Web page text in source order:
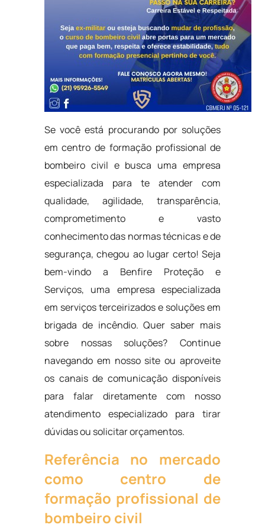
Se você está procurando por soluções
em centro de formação profissional de
bombeiro civil e busca uma empresa
especializada para te atender com
qualidade, agilidade, transparência,
comprometimento e vasto
conhecimento das normas técnicas e de
segurança, chegou ao lugar certo! Seja
bem-vindo a Benfire Proteção e
Serviços, uma empresa especializada
em serviços terceirizados e soluções em
brigada de incêndio. Quer saber mais
sobre nossas soluções? Continue
navegando em nosso site ou aproveite
os canais de comunicação disponíveis
para falar diretamente com nosso
atendimento especializado para tirar
dúvidas ou solicitar orçamentos.
Referência no mercado
como centro de
formação profissional de
bombeiro civil